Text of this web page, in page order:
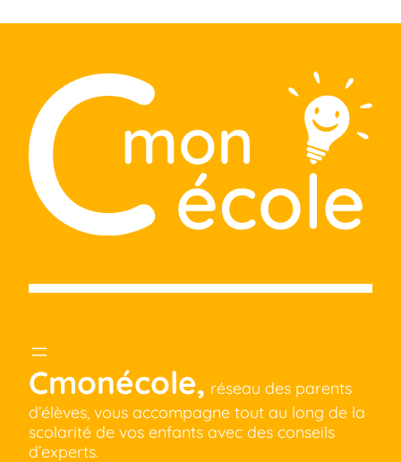
Cmonécole, réseau des parents
d’élèves, vous accompagne tout au long de la
scolarité de vos enfants avec des conseils
d’experts.